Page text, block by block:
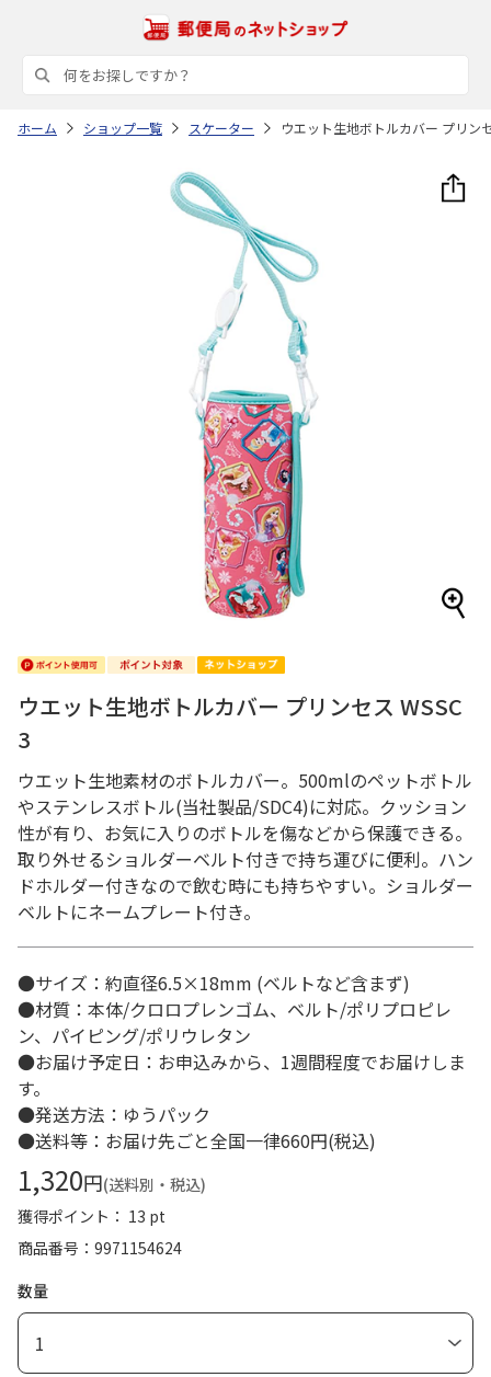
ホーム ショップ一覧 スケーター ウエット生地ボトルカバー プリン
ウエット生地ボトルカバー プリンセス WSSC
3
ウエット生地素材のボトルカバー。500mlのペットボトル
やステンレスボトル(当社製品/SDC4)に対応。クッション
性が有り、お気に入りのボトルを傷などから保護できる。
取り外せるショルダーベルト付きで持ち運びに便利。ハン
ドホルダー付きなので飲む時にも持ちやすい。ショルダー
ベルトにネームプレート付き。
●サイズ：約直径6.5×18mm (ベルトなど含まず)
●材質：本体/クロロプレンゴム、ベルト/ポリプロピレ
ン、パイピング/ポリウレタン
●お届け予定日：お申込みから、1週間程度でお届けしま
す。
●発送方法：ゆうパック
●送料等：お届け先ごと全国一律660円(税込)
1,320円(送料別・税込)
獲得ポイント： 13 pt
商品番号
9971154624
数量
1